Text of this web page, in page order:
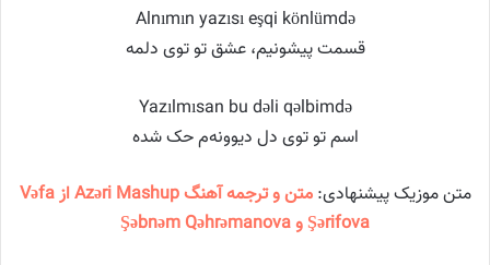
Alnımın yazısı eşqi könlümdə
قسمت پیشونیم، عشق تو توی دلمه
Yazılmısan bu dəli qəlbimdə
اسم تو توی دل دیوونه‌م حک شده
متن موزیک پیشنهادی:
متن و ترجمه آهنگ Azəri Mashup از Vəfa
Şərifova و Şəbnəm Qəhrəmanova